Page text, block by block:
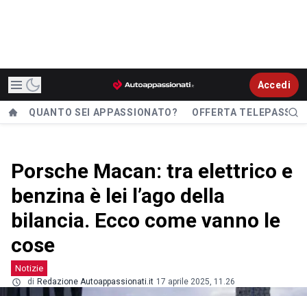
Accedi
QUANTO SEI APPASSIONATO? OFFERTA TELEPASS
Porsche Macan: tra elettrico e
benzina è lei l’ago della
bilancia. Ecco come vanno le
cose
Notizie
di Redazione Autoappassionati.it 17 aprile 2025, 11.26